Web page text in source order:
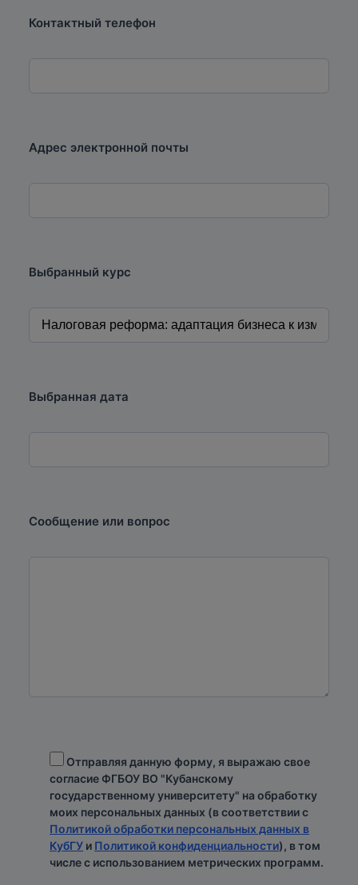
Контактный телефон
Адрес электронной почты
Выбранный курс
Выбранная дата
Сообщение или вопрос
Отправляя данную форму, я выражаю свое
согласие ФГБОУ ВО "Кубанскому
государственному университету" на обработку
моих персональных данных (в соответствии с
Политикой обработки персональных данных в
КубГУ и Политикой конфиденциальности), в том
числе с использованием метрических программ.